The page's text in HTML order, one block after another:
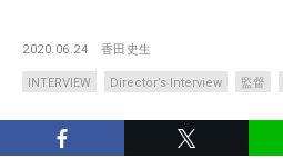
2020.06.24 香田史生
INTERVIEW Director’s Interview 監督